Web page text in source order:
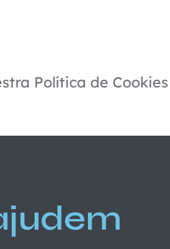
Política de Cookies